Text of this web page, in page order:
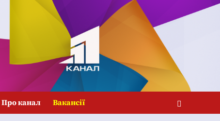
Про канал Вакансії